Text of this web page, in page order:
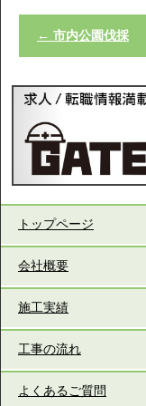
← 市内公園伐採
トップページ
会社概要
施工実績
工事の流れ
よくあるご質問